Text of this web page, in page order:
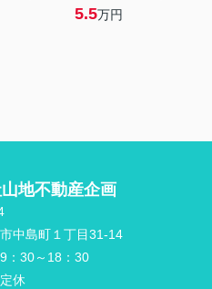
5.5万円
地不動産企画
中島町１丁目31-14
9：30～18：30
休